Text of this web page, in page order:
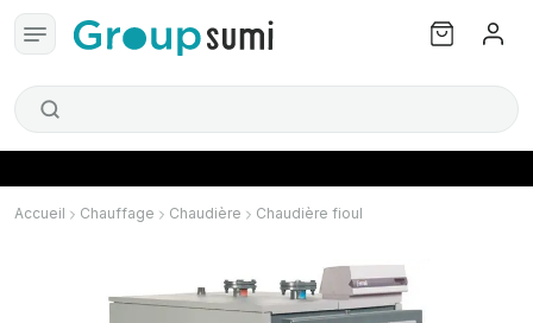
Accueil Chauffage Chaudière Chaudière fioul